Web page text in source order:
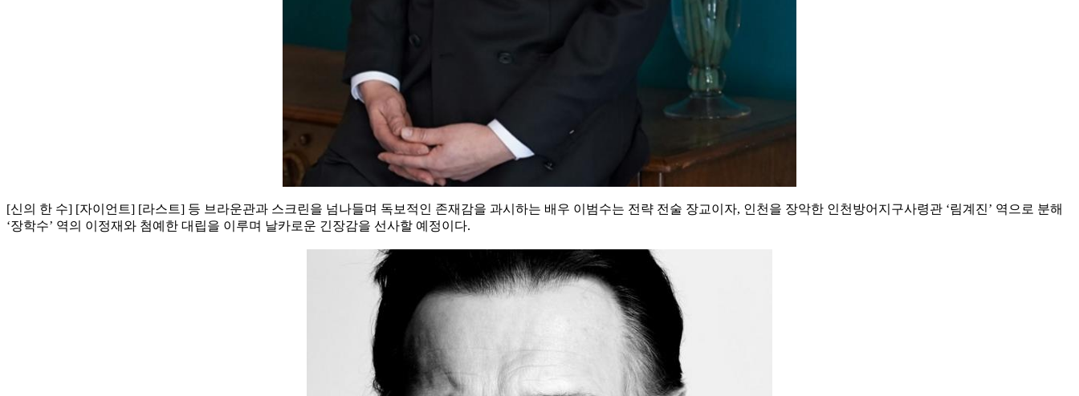
[신의 한 수] [자이언트] [라스트] 등 브라운관과 스크린을 넘나들며 독보적인 존재감을 과시하는 배우 이범수는 전략 전술 장교이자, 인천을 장악한 인천방어지구사령관 ‘림계진’ 역으로 분해
‘장학수’ 역의 이정재와 첨예한 대립을 이루며 날카로운 긴장감을 선사할 예정이다.